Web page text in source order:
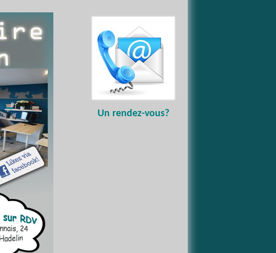
Un rendez-vous?